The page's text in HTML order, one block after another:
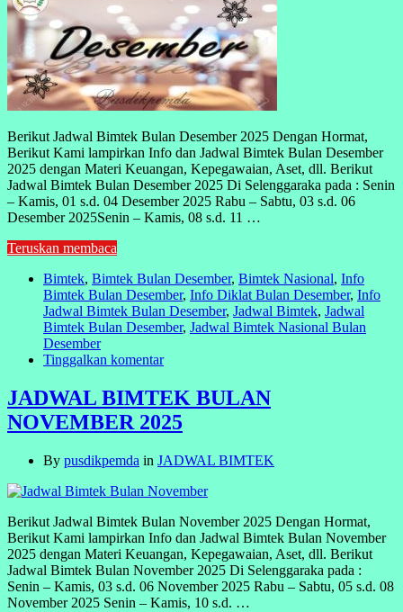
Berikut Jadwal Bimtek Bulan Desember 2025 Dengan Hormat,
Berikut Kami lampirkan Info dan Jadwal Bimtek Bulan Desember
2025 dengan Materi Keuangan, Kepegawaian, Aset, dll. Berikut
Jadwal Bimtek Bulan Desember 2025 Di Selenggaraka pada : Senin
– Kamis, 01 s.d. 04 Desember 2025 Rabu – Sabtu, 03 s.d. 06
Desember 2025Senin – Kamis, 08 s.d. 11 …
Teruskan membaca
Bimtek, Bimtek Bulan Desember, Bimtek Nasional, Info
Bimtek Bulan Desember, Info Diklat Bulan Desember, Info
Jadwal Bimtek Bulan Desember, Jadwal Bimtek, Jadwal
Bimtek Bulan Desember, Jadwal Bimtek Nasional Bulan
Desember
Tinggalkan komentar
JADWAL BIMTEK BULAN
NOVEMBER 2025
By pusdikpemda in JADWAL BIMTEK
Berikut Jadwal Bimtek Bulan November 2025 Dengan Hormat,
Berikut Kami lampirkan Info dan Jadwal Bimtek Bulan November
2025 dengan Materi Keuangan, Kepegawaian, Aset, dll. Berikut
Jadwal Bimtek Bulan November 2025 Di Selenggaraka pada :
Senin – Kamis, 03 s.d. 06 November 2025 Rabu – Sabtu, 05 s.d. 08
November 2025 Senin – Kamis, 10 s.d. …